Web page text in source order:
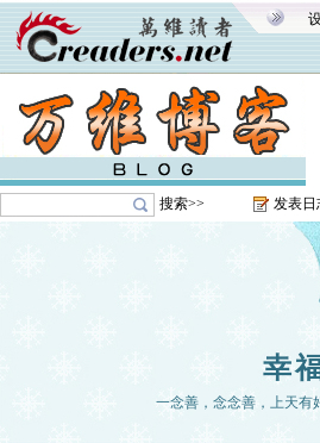
搜索>> 发表日
幸
一念善，念念善，上天有